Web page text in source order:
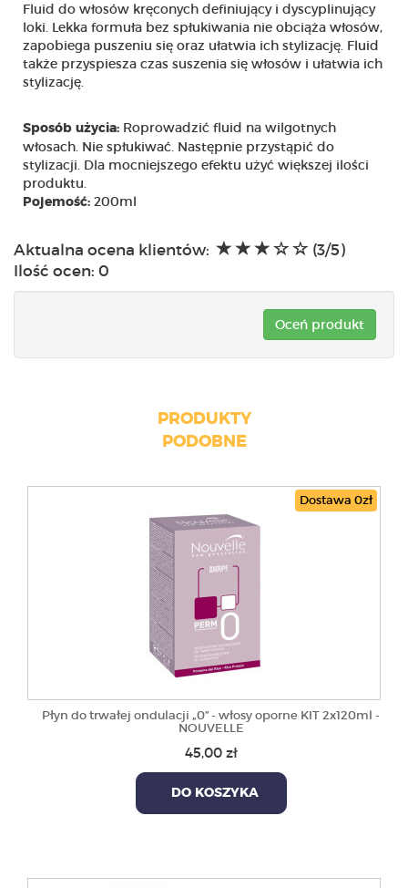
Fluid do włosów kręconych definiujący i dyscyplinujący
loki. Lekka formuła bez spłukiwania nie obciąża włosów,
zapobiega puszeniu się oraz ułatwia ich stylizację. Fluid
także przyspiesza czas suszenia się włosów i ułatwia ich
stylizację.
Sposób użycia: Roprowadzić fluid na wilgotnych
włosach. Nie spłukiwać. Następnie przystąpić do
stylizacji. Dla mocniejszego efektu użyć większej ilości
produktu.
Pojemość: 200ml
Aktualna ocena klientów:
(3/5)
Ilość ocen: 0
Oceń produkt
PRODUKTY
PODOBNE
Dostawa 0zł
Płyn do trwałej ondulacji „0” - włosy oporne KIT 2x120ml -
NOUVELLE
45,00 zł
DO KOSZYKA